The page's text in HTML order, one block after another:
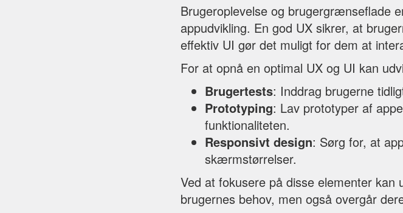
Brugeroplevelse og brugergrænseflade
appudvikling. En god UX sikrer, at
effektiv UI gør det muligt for dem at
For at opnå en optimal UX og UI kan
Brugertests: Inddrag brugerne
Prototyping: Lav prototyper af
funktionaliteten.
Responsivt design: Sørg for, at
skærmstørrelser.
Ved at fokusere på disse elementer
brugernes behov, men også overgår